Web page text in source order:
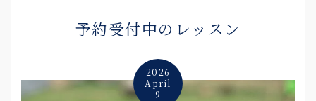
予約受付中のレッスン
2026
April
9